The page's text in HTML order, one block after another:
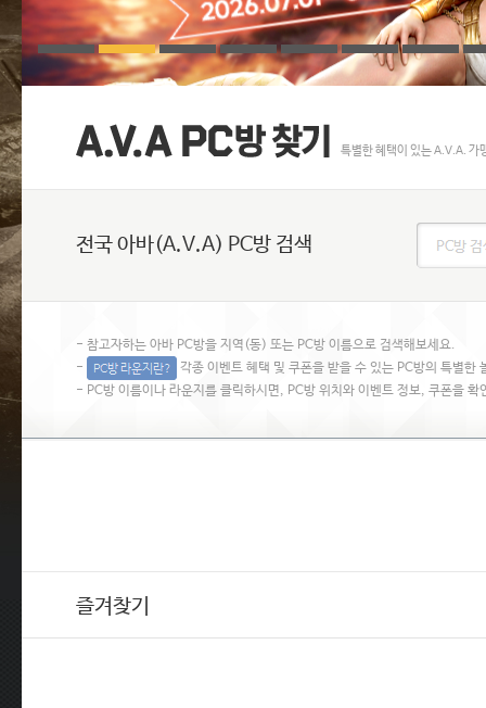
특별한 혜택이 있는 A.V.A. 가
전국 아바(A.V.A) PC방 검색
- 참고자하는 아바 PC방을 지역(동) 또는 PC방 이름으로 검색해보세요.
-
각종 이벤트 혜택 및 쿠폰을 받을 수 있는 PC방의 특별한
- PC방 이름이나 라운지를 클릭하시면, PC방 위치와 이벤트 정보, 쿠폰을 확
즐겨찾기